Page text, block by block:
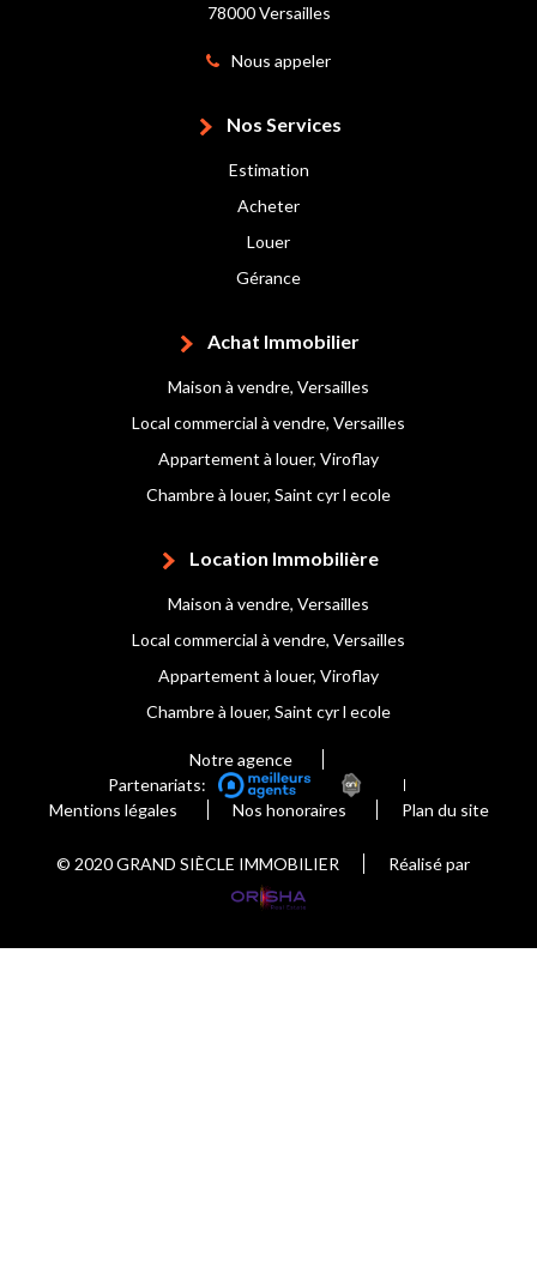
78000 Versailles
Nous appeler
Nos Services
Estimation
Acheter
Louer
Gérance
Achat Immobilier
Maison à vendre, Versailles
Local commercial à vendre, Versailles
Appartement à louer, Viroflay
Chambre à louer, Saint cyr l ecole
Location Immobilière
Maison à vendre, Versailles
Local commercial à vendre, Versailles
Appartement à louer, Viroflay
Chambre à louer, Saint cyr l ecole
Notre agence
Partenariats:
Mentions légales
Nos honoraires Plan du site
© 2020 GRAND SIÈCLE IMMOBILIER Réalisé par